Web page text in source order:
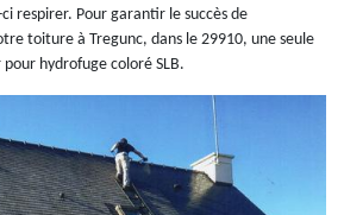
respirer. Pour garantir le succès de
toiture à Tregunc, dans le 29910, une seule
hydrofuge coloré SLB.